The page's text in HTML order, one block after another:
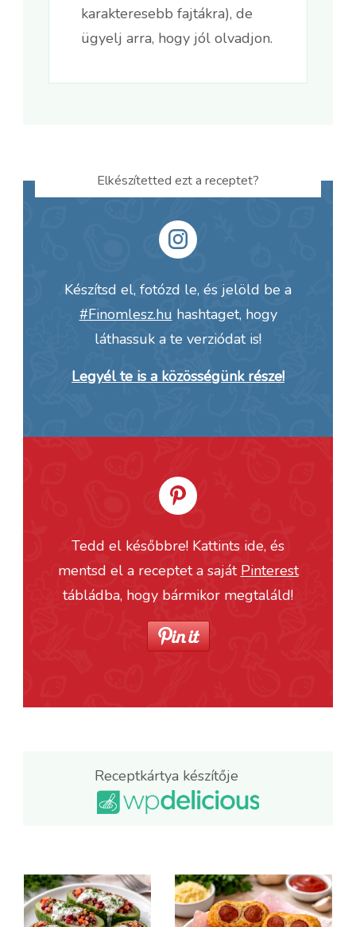
karakteresebb fajtákra), de
ügyelj arra, hogy jól olvadjon.
Elkészítetted ezt a receptet?
Készítsd el, fotózd le, és jelöld be a
#Finomlesz.hu hashtaget, hogy
láthassuk a te verziódat is!
Legyél te is a közösségünk része!
Tedd el későbbre! Kattints ide, és
mentsd el a receptet a saját Pinterest
tábládba, hogy bármikor megtaláld!
Receptkártya készítője